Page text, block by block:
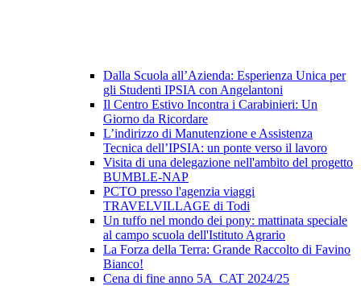
Dalla Scuola all’Azienda: Esperienza Unica per
gli Studenti IPSIA con Angelantoni
Il Centro Estivo Incontra i Carabinieri: Un
Giorno da Ricordare
L’indirizzo di Manutenzione e Assistenza
Tecnica dell’IPSIA: un ponte verso il lavoro
Visita di una delegazione nell'ambito del progetto
BUMBLE-NAP
PCTO presso l'agenzia viaggi
TRAVELVILLAGE di Todi
Un tuffo nel mondo dei pony: mattinata speciale
al campo scuola dell'Istituto Agrario
La Forza della Terra: Grande Raccolto di Favino
Bianco!
Cena di fine anno 5A_CAT 2024/25